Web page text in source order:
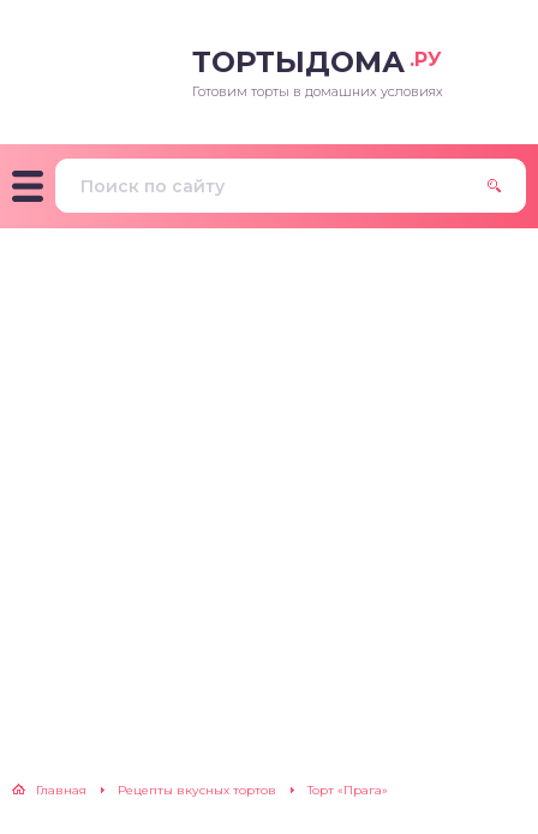
ТОРТЫДОМА .РУ
Готовим торты в домашних условиях
Главная Рецепты вкусных тортов Торт «Прага»